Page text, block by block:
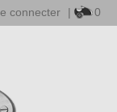
connecter | 0